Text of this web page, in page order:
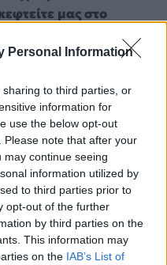
Personal Information
to third parties, or
information for
use the below opt-out
note that after your
continue seeing
information utilized by
to third parties prior to
opt-out of the further
by third parties on the
This information may
on the IAB’s List of
μας στο
.
madtvfeatured
ORLANDO
το
Google
το
MSN